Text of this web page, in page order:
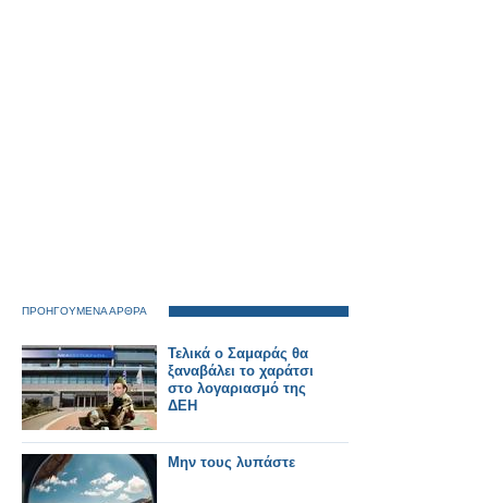
ΠΡΟΗΓΟΥΜΕΝΑ ΑΡΘΡΑ
Τελικά ο Σαμαράς θα
ξαναβάλει το χαράτσι
στο λογαριασμό της
ΔΕΗ
Μην τους λυπάστε